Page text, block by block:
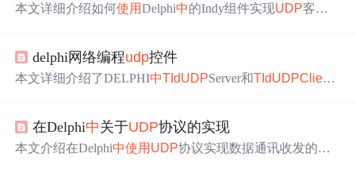
本文详细介绍如何使用Delphi中的Indy组件实现UDP客户
事件中编写代码。
delphi网络编程udp控件
本文详细介绍了DELPHI中TIdUDPServer和TIdUDPClient
异。在Delphi中关于UDP协议的实现
本文介绍在Delphi中使用 UDP协议实现数据通讯收发的方